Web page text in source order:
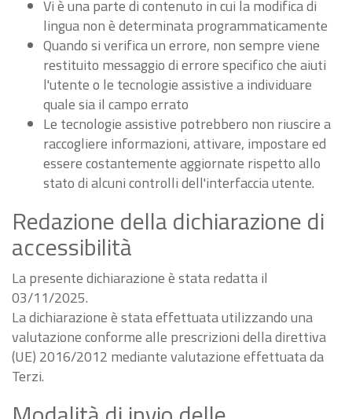
Vi è una parte di contenuto in cui la modifica di
lingua non è determinata programmaticamente
Quando si verifica un errore, non sempre viene
restituito messaggio di errore specifico che aiuti
l'utente o le tecnologie assistive a individuare
quale sia il campo errato
Le tecnologie assistive potrebbero non riuscire a
raccogliere informazioni, attivare, impostare ed
essere costantemente aggiornate rispetto allo
stato di alcuni controlli dell'interfaccia utente.
Redazione della dichiarazione di
accessibilità
La presente dichiarazione è stata redatta il
03/11/2025.
La dichiarazione è stata effettuata utilizzando una
valutazione conforme alle prescrizioni della direttiva
(UE) 2016/2012 mediante valutazione effettuata da
Terzi.